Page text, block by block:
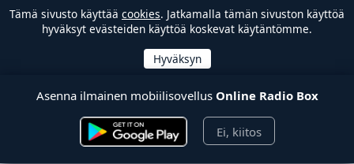
Tämä sivusto käyttää cookies. Jatkamalla tämän sivuston käyttöä
hyväksyt evästeiden käyttöä koskevat käytäntömme.
Asenna ilmainen mobiilisovellus Online Radio Box
Ei, kiitos